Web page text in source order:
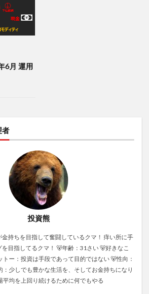
6月 運用
者
投資熊
持ちを目指して奮闘しているクマ！ 痒い所に手
目指してるクマ！ 🐻年齢：31さい 🐻好きなこ
トー：投資は手段であって目的ではない 🐻性向：
：少しでも豊かな生活を、そしてお金持ちになり
平均を上回り続けるために何でもやる